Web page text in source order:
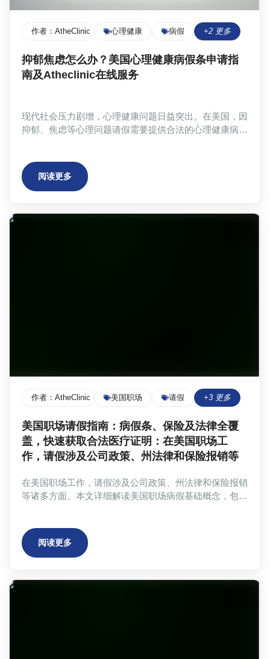
作者： AtheClinic Team心理健康 病假 +2 更多
抑郁焦虑怎么办？美国心理健康病假条申请指
南及Atheclinic在线服务
现代社会压力剧增，心理健康问题日益突出。在美国，因
抑郁、焦虑等心理问题请假需要提供合法的心理健康病假
整的请假流程，包括向公司或学校提交申请、保险理赔等
步骤，并解答了常见问题，例如公司不接受在线病假条、
阅读更多
作者： AtheClinic Team美国职场 请假 +3 更多
美国职场请假指南：病假条、保险及法律全覆
盖，快速获取合法医疗证明：在美国职场工
作，请假涉及公司政策、州法律和保险报销等
在美国职场工作，请假涉及公司政策、州法律和保险报销
等诸多方面。本文详细解读美国职场病假基础概念，包括
获取病假条的方法，包括校内或企业附属医生、持牌医生
门诊和在线合法病假条服务Atheclinic。此外，本文还详
阅读更多